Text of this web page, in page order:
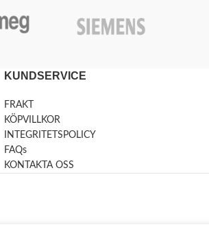
KUNDSERVICE
FRAKT
KÖPVILLKOR
INTEGRITETSPOLICY
FAQs
KONTAKTA OSS